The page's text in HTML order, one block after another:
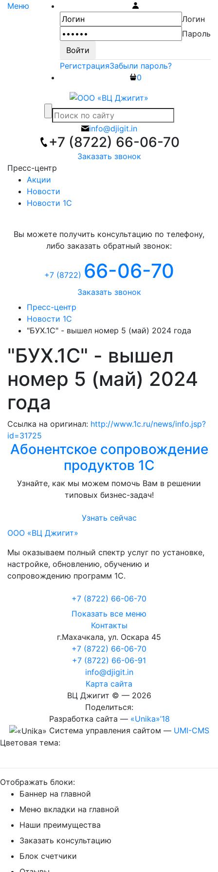
Меню
Логин
Пароль
РегистрацияЗабыли пароль?
0
info@djigit.in
+7 (8722) 66-06-70
Заказать звонок
Пресс-центр
Акции
Новости
Новости 1С
Вы можете получить консультацию по телефону,
либо заказать обратный звонок:
+7 (8722) 66-06-70
Заказать звонок
Пресс-центр
Новости 1С
"БУХ.1С" - вышел номер 5 (май) 2024 года
"БУХ.1С" - вышел
номер 5 (май) 2024
года
Ссылка на оригинал: http://www.1c.ru/news/info.jsp?
id=31725
Абонентское сопровождение
продуктов 1C
Узнайте, как мы можем помочь Вам в решении
типовых бизнес-задач!
Узнать сейчас
ООО «ВЦ Джигит»
Мы оказываем полный спектр услуг по установке,
настройке, обновлению, обучению и
сопровождению программ 1С.
+7 (8722) 66-06-70
Показать все меню
Контакты
г.Махачкала, ул. Оскара 45
+7 (8722) 66-06-70
+7 (8722) 66-06-91
info@djigit.in
Карта сайта
ВЦ Джигит © — 2026
Поделиться:
Разработка сайта — «Unika»’18
Система управления сайтом — UMI-CMS
Цветовая тема:
Отображать блоки:
Баннер на главной
Меню вкладки на главной
Наши преимущества
Заказать консультацию
Блок счетчики